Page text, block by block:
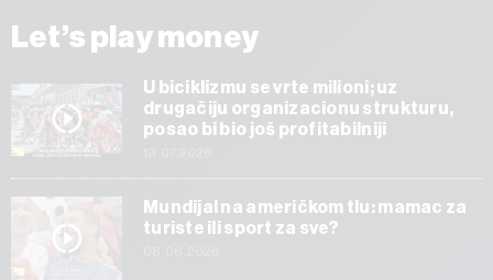
Let’s play money
U biciklizmu se vrte milioni; uz
drugačiju organizacionu strukturu,
posao bi bio još profitabilniji
Mundijal na američkom tlu: mamac za
turiste ili sport za sve?